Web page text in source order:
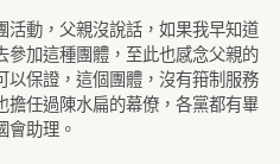
活動，父親沒說話，如果我早知道
參加這種團體，至此也感念父親的
以保證，這個團體，沒有箝制服務
擔任過陳水扁的幕僚，各黨都有畢
會助理。